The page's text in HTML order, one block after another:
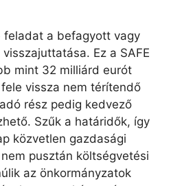
feladat a befagyott vagy
Ez a SAFE
mint 32 milliárd eurót
vissza nem térítendő
rész pedig kedvező
Szűk a határidők, így
közvetlen gazdasági
pusztán költségvetési
az önkormányzatok